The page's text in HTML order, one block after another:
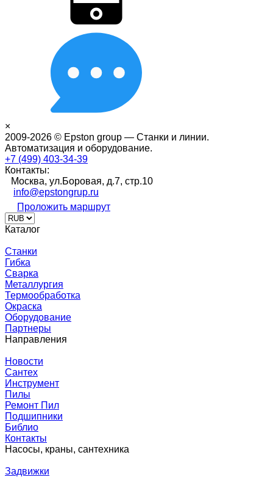
×
2009-2026 © Epston group — Станки и линии.
Автоматизация и оборудование.
+7 (499) 403-34-39
Контакты:
Москва, ул.Боровая, д.7, стр.10
info@epstongrup.ru
Проложить маршрут
Каталог
Станки
Гибка
Сварка
Металлургия
Термообработка
Окраска
Оборудование
Партнеры
Направления
Новости
Сантех
Инструмент
Пилы
Ремонт Пил
Подшипники
Библио
Контакты
Насосы, краны, сантехника
Задвижки